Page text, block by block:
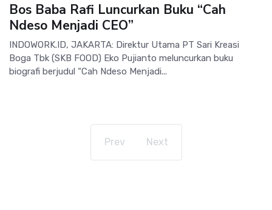
Bos Baba Rafi Luncurkan Buku “Cah
Ndeso Menjadi CEO”
INDOWORK.ID, JAKARTA: Direktur Utama PT Sari Kreasi
Boga Tbk (SKB FOOD) Eko Pujianto meluncurkan buku
biografi berjudul “Cah Ndeso Menjadi...
Prev Next